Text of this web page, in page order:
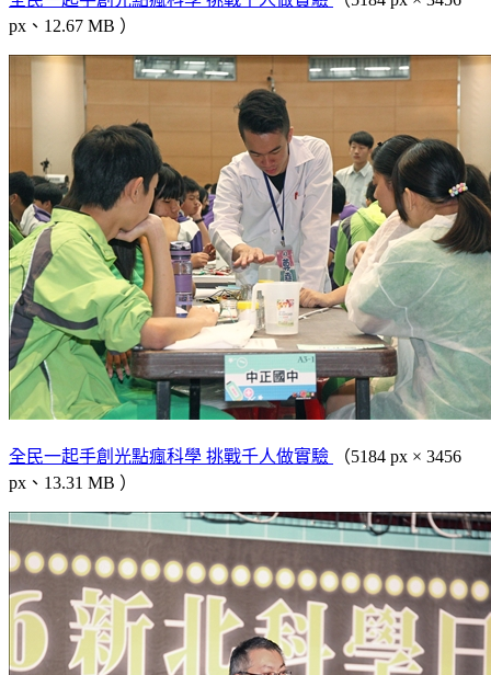
px、12.67 MB ）
全民一起手創光點瘋科學 挑戰千人做實驗
（5184 px × 3456
px、13.31 MB ）